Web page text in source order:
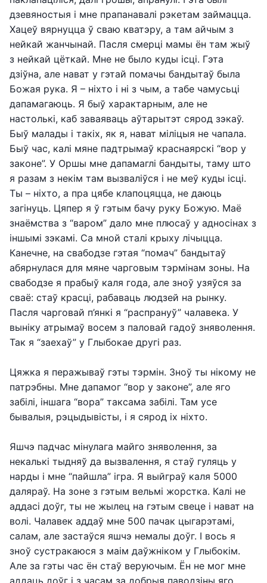
дзевяностыя і мне прапанавалі рэкетам займацца.
Хацеў вярнуцца ў сваю кватэру, а там айчым з
нейкай жанчынай. Пасля смерці мамы ён там жыў
з нейкай цёткай. Мне не было куды ісці. Гэта
дзіўна, але нават у гэтай помачы бандытаў была
Божая рука. Я – ніхто і ні з чым, а табе чамусьці
дапамагаюць. Я быў характарным, але не
настолькі, каб заваяваць аўтарытэт сярод зэкаў.
Быў малады і такіх, як я, нават міліцыя не чапала.
Быў час, калі мяне падтрымаў краснаярскі “вор у
законе”. У Оршы мне дапамаглі бандыты, таму што
я разам з некім там вызваліўся і не меў куды ісці.
Ты – ніхто, а пра цябе клапоцяцца, не даюць
загінуць. Цяпер я ў гэтым бачу руку Божую. Маё
знаёмства з “варом” дало мне плюсаў у адносінах з
іншымі зэкамі. Са мной сталі крыху лічыцца.
Канечне, на свабодзе гэтая “помач” бандытаў
абярнулася для мяне чарговым тэрмінам зоны. На
свабодзе я прабыў каля года, але зноў узяўся за
сваё: стаў красці, рабаваць людзей на рынку.
Пасля чарговай п’янкі я “распрануў” чалавека. У
выніку атрымаў восем з паловай гадоў зняволення.
Так я “заехаў” у Глыбокае другі раз.
Цяжка я перажываў гэты тэрмін. Зноў ты нікому не
патрэбны. Мне дапамог “вор у законе”, але яго
забілі, іншага “вора” таксама забілі. Там усе
бывалыя, рэцыдывісты, і я сярод іх ніхто.
Яшчэ падчас мінулага майго зняволення, за
некалькі тыдняў да вызвалення, я стаў гуляць у
нарды і мне “пайшла” ігра. Я выйграў каля 5000
даляраў. На зоне з гэтым вельмі жорстка. Калі не
аддасі доўг, ты не жылец на гэтым свеце і нават на
волі. Чалавек аддаў мне 500 пачак цыгарэтамі,
салам, але застаўся яшчэ немалы доўг. І вось я
зноў сустракаюся з маім даўжніком у Глыбокім.
Але за гэты час ён стаў веруючым. Ён не мог мне
аддаць доўг і з часам за добрыя паводзіны яго